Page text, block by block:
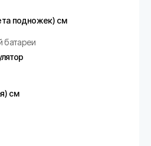
подножек) см
батареи
см